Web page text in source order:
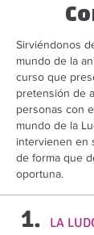
Sirviéndonos
mundo de la
curso que
pretensión de
personas con
mundo de la
intervienen en
de forma que
oportuna.
LA
1.